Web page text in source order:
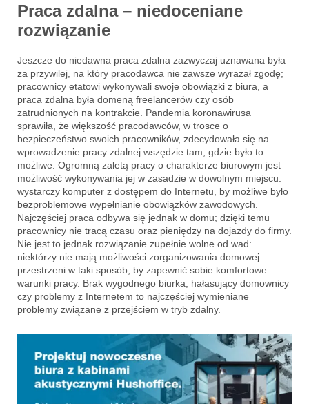
Praca zdalna – niedoceniane
rozwiązanie
Jeszcze do niedawna praca zdalna zazwyczaj uznawana była
za przywilej, na który pracodawca nie zawsze wyrażał zgodę;
pracownicy etatowi wykonywali swoje obowiązki z biura, a
praca zdalna była domeną freelancerów czy osób
zatrudnionych na kontrakcie. Pandemia koronawirusa
sprawiła, że większość pracodawców, w trosce o
bezpieczeństwo swoich pracowników, zdecydowała się na
wprowadzenie pracy zdalnej wszędzie tam, gdzie było to
możliwe. Ogromną zaletą pracy o charakterze biurowym jest
możliwość wykonywania jej w zasadzie w dowolnym miejscu:
wystarczy komputer z dostępem do Internetu, by możliwe było
bezproblemowe wypełnianie obowiązków zawodowych.
Najczęściej praca odbywa się jednak w domu; dzięki temu
pracownicy nie tracą czasu oraz pieniędzy na dojazdy do firmy.
Nie jest to jednak rozwiązanie zupełnie wolne od wad:
niektórzy nie mają możliwości zorganizowania domowej
przestrzeni w taki sposób, by zapewnić sobie komfortowe
warunki pracy. Brak wygodnego biurka, hałasujący domownicy
czy problemy z Internetem to najczęściej wymieniane
problemy związane z przejściem w tryb zdalny.